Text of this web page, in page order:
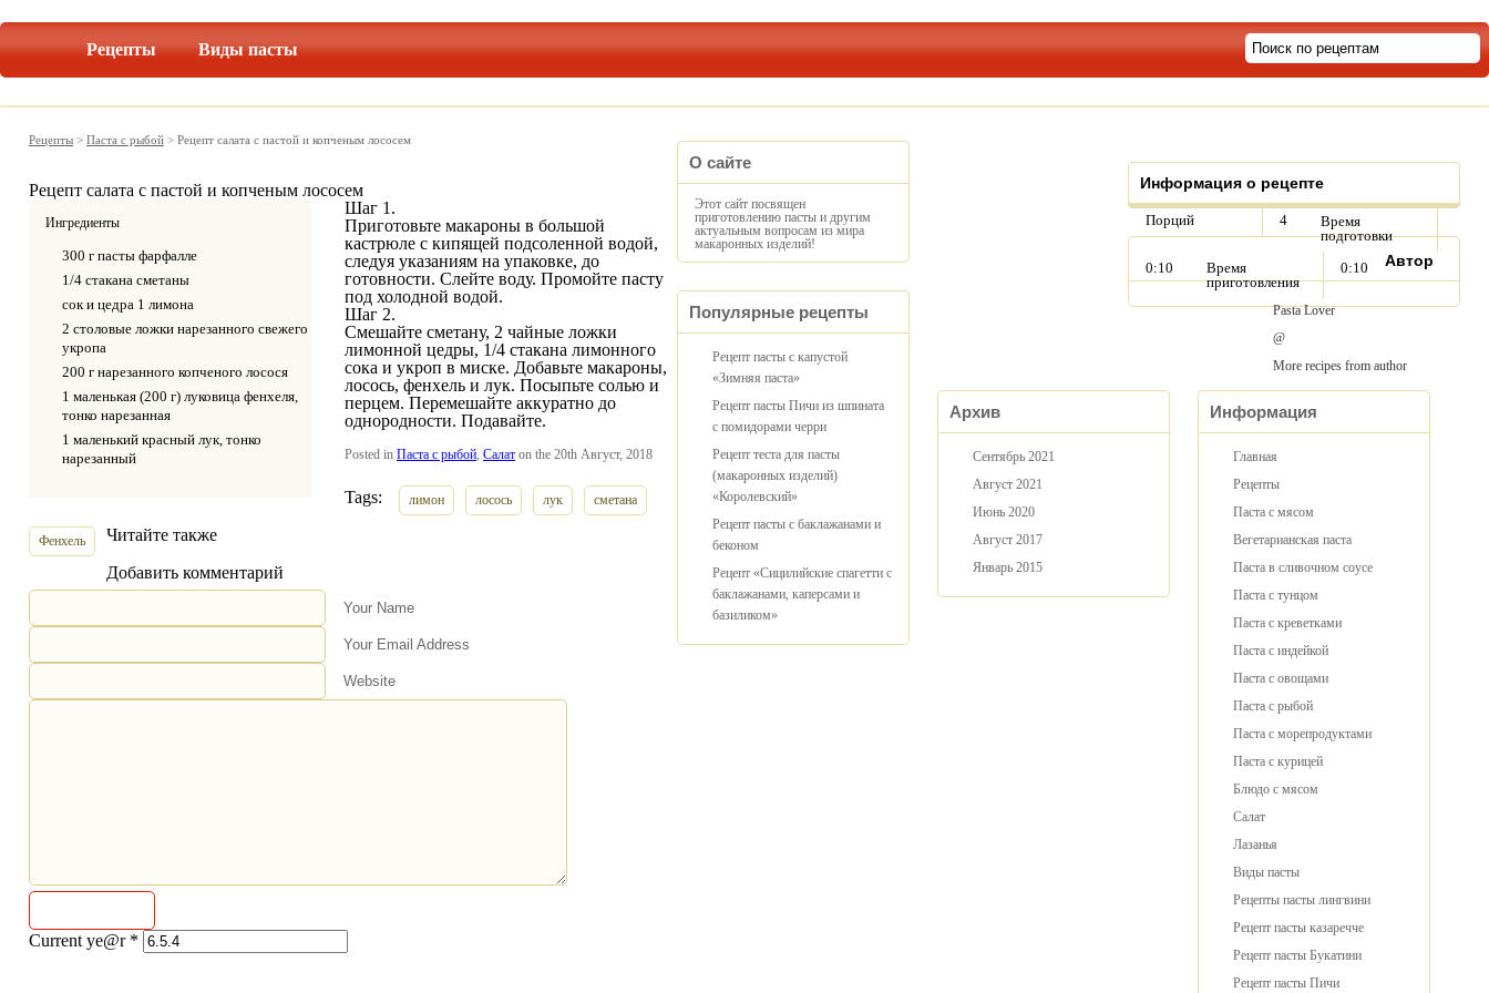
Рецепты Виды пасты
Рецепты > Паста с рыбой > Рецепт салата с пастой и копченым лососем
Рецепт салата с пастой и копченым лососем
Ингредиенты
300 г пасты фарфалле
1/4 стакана сметаны
сок и цедра 1 лимона
2 столовые ложки нарезанного свежего
укропа
200 г нарезанного копченого лосося
1 маленькая (200 г) луковица фенхеля,
тонко нарезанная
1 маленький красный лук, тонко
нарезанный
Шаг 1.
Приготовьте макароны в большой
кастрюле с кипящей подсоленной водой,
следуя указаниям на упаковке, до
готовности. Слейте воду. Промойте пасту
под холодной водой.
Шаг 2.
Смешайте сметану, 2 чайные ложки
лимонной цедры, 1/4 стакана лимонного
сока и укроп в миске. Добавьте макароны,
лосось, фенхель и лук. Посыпьте солью и
перцем. Перемешайте аккуратно до
однородности. Подавайте.
Posted in Паста с рыбой, Салат on the 20th Август, 2018
Tags: лимон лосось лук сметана
Фенхель
Читайте также
Добавить комментарий
Your Name
Your Email Address
Website
Current ye@r *
Информация о рецепте
Порций 4
Время
подготовки
0:10
Время
приготовления
0:10 Автор
Pasta Lover
@
More recipes from author
О сайте
Этот сайт посвящен
приготовлению пасты и другим
актуальным вопросам из мира
макаронных изделий!
Популярные рецепты
Рецепт пасты с капустой
«Зимняя паста»
Рецепт пасты Пичи из шпината
с помидорами черри
Рецепт теста для пасты
(макаронных изделий)
«Королевский»
Рецепт пасты с баклажанами и
беконом
Рецепт «Сицилийские спагетти с
баклажанами, каперсами и
базиликом»
Архив
Сентябрь 2021
Август 2021
Июнь 2020
Август 2017
Январь 2015
Информация
Главная
Рецепты
Паста с мясом
Вегетарианская паста
Паста в сливочном соусе
Паста с тунцом
Паста с креветками
Паста с индейкой
Паста с овощами
Паста с рыбой
Паста с морепродуктами
Паста с курицей
Блюдо с мясом
Салат
Лазанья
Виды пасты
Рецепты пасты лингвини
Рецепт пасты казаречче
Рецепт пасты Букатини
Рецепт пасты Пичи